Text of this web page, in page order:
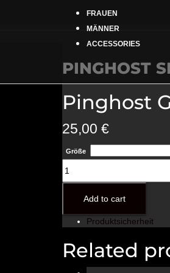
FRAUEN
MÄNNER
ACCESSORIES
PINGHOST
Pinghost
25,00 €
Größe
Girlie
quantity
Add to cart
Produktsicherheit
Related